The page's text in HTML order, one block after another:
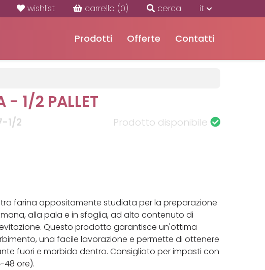
wishlist carrello (0) cerca it
Prodotti Offerte Contatti
- 1/2 PALLET
1/2 Prodotto disponibile
farina appositamente studiata per la preparazione
alla pala e in sfoglia, ad alto contenuto di
Questo prodotto garantisce un'ottima
una facile lavorazione e permette di ottenere
fuori e morbida dentro. Consigliato per impasti con
48 ore).